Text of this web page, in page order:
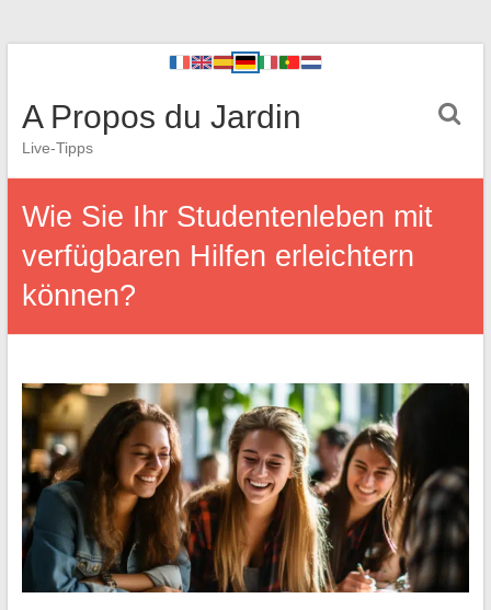
A Propos du Jardin
Live-Tipps
Wie Sie Ihr Studentenleben mit
verfügbaren Hilfen erleichtern
können?